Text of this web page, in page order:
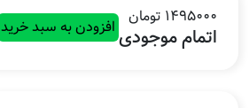
1495000 تومان
اتمام موجودی افزودن به سبد خرید